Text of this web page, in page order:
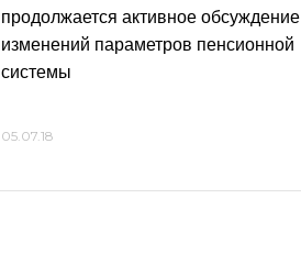
продолжается активное обсуждение
изменений параметров пенсионной
системы
05.07.18